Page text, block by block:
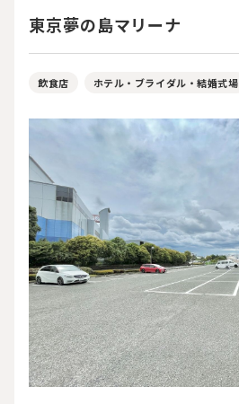
東京夢の島マリーナ
飲食店 ホテル・ブライダル・結婚式場